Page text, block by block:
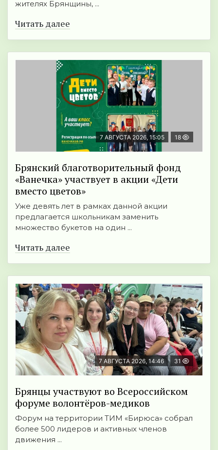
жителях Брянщины, ...
Читать далее
7 АВГУСТА 2026, 15:05 18
Брянский благотворительный фонд
«Ванечка» участвует в акции «Дети
вместо цветов»
Уже девять лет в рамках данной акции
предлагается школьникам заменить
множество букетов на один ...
Читать далее
7 АВГУСТА 2026, 14:46 31
Брянцы участвуют во Всероссийском
форуме волонтёров-медиков
Форум на территории ТИМ «Бирюса» собрал
более 500 лидеров и активных членов
движения ...